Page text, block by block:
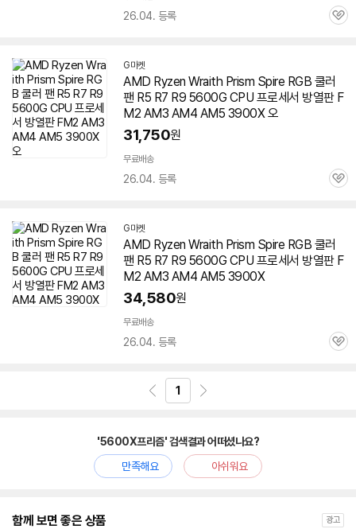
26.04. 등록
관
G마켓
AMD Ryzen Wraith Prism Spire RGB 쿨러
팬 R5 R7 R9 5600G CPU 프로세서 방열판 F
M2 AM3 AM4 AM5 3900X 오
31,750원
무료배송
26.04. 등록
관
G마켓
AMD Ryzen Wraith Prism Spire RGB 쿨러
팬 R5 R7 R9 5600G CPU 프로세서 방열판 F
M2 AM3 AM4 AM5 3900X
34,580원
무료배송
26.04. 등록
관
1
'5600X프리즘' 검색결과 어떠셨나요?
만족해요
아쉬워요
함께 보면 좋은 상품 광고